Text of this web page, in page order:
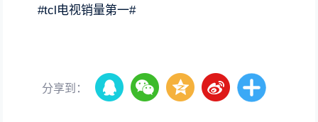
#tcl电视销量第一#
分享到：